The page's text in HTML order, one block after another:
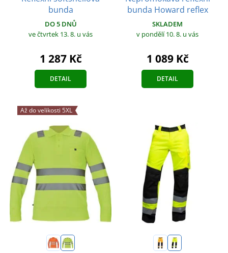
bunda
DO 5 DNŮ
ve čtvrtek 13. 8. u vás
1 287 Kč
DETAIL
bunda Howard reflex
SKLADEM
v pondělí 10. 8. u vás
1 089 Kč
DETAIL
Až do velikosti 5XL